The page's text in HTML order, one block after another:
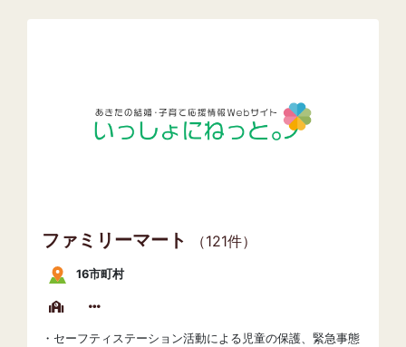
ファミリーマート （121件）
16市町村
・セーフティステーション活動による児童の保護、緊急事態